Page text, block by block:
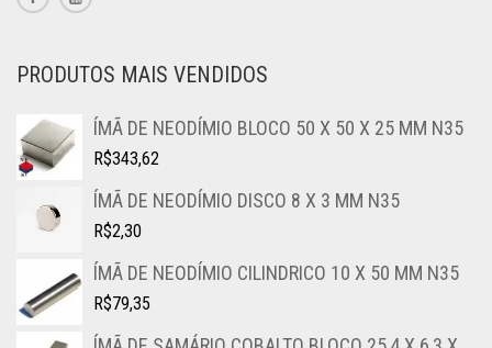
PRODUTOS MAIS VENDIDOS
ÍMÃ DE NEODÍMIO BLOCO 50 X 50 X 25 MM N35
R$343,62
ÍMÃ DE NEODÍMIO DISCO 8 X 3 MM N35
R$2,30
ÍMÃ DE NEODÍMIO CILINDRICO 10 X 50 MM N35
R$79,35